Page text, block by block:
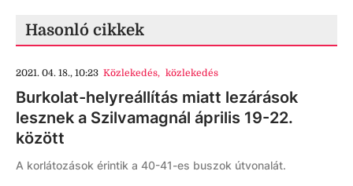
Hasonló cikkek
2021. 04. 18., 10:23 Közlekedés, közlekedés
Burkolat-helyreállítás miatt lezárások
lesznek a Szilvamagnál április 19-22.
között
A korlátozások érintik a 40-41-es buszok útvonalát.